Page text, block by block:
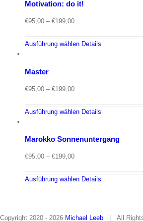
Motivation: do it!
€95,00 – €199,00
Ausführung wählen Details
Master
€95,00 – €199,00
Ausführung wählen Details
Marokko Sonnenuntergang
€95,00 – €199,00
Ausführung wählen Details
Copyright 2020 - 2026 Michael Leeb | All